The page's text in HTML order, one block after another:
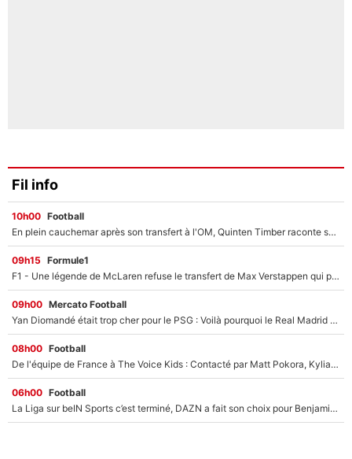
Fil info
10h00 Football
En plein cauchemar après son transfert à l'OM, Quinten Timber raconte ses doutes après sa signature à Marseille
09h15 Formule1
F1 - Une légende de McLaren refuse le transfert de Max Verstappen qui pourrait «faire des vagues» et plomber l'ambiance dans l'équipe
09h00 Mercato Football
Yan Diomandé était trop cher pour le PSG : Voilà pourquoi le Real Madrid a accepté de payer la somme record de 140M€ pour boucler son transfert !
08h00 Football
De l'équipe de France à The Voice Kids : Contacté par Matt Pokora, Kylian Mbappé a accepté de jouer un rôle inédit sur TF1 !
06h00 Football
La Liga sur beIN Sports c’est terminé, DAZN a fait son choix pour Benjamin Da Silva et Omar Da Fonseca !